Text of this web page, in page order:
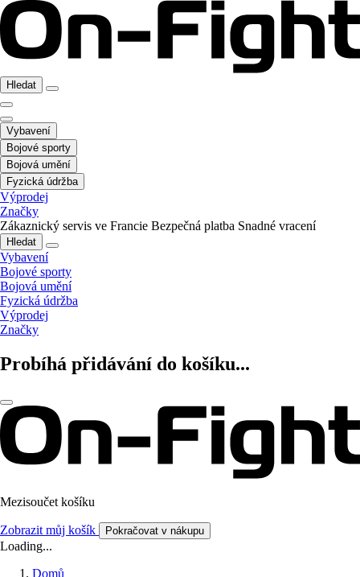
Hledat
Vybavení
Bojové sporty
Bojová umění
Fyzická údržba
Výprodej
Značky
Zákaznický servis ve Francie Bezpečná platba Snadné vracení
Hledat
Vybavení
Bojové sporty
Bojová umění
Fyzická údržba
Výprodej
Značky
Probíhá přidávání do košíku...
Mezisoučet košíku
Zobrazit můj košík Pokračovat v nákupu
Loading...
Domů